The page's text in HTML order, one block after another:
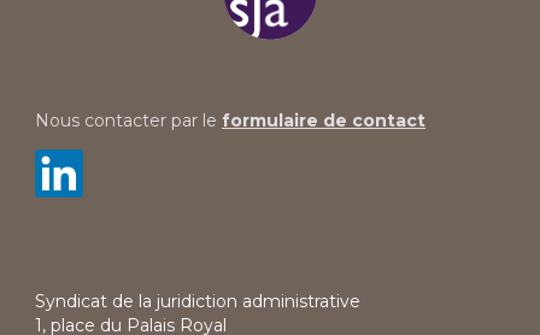
Nous contacter par le formulaire de contact
Syndicat de la juridiction administrative
1, place du Palais Royal